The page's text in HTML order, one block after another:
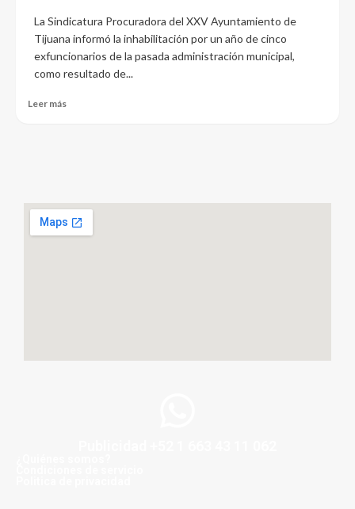
La Sindicatura Procuradora del XXV Ayuntamiento de
Tijuana informó la inhabilitación por un año de cinco
exfuncionarios de la pasada administración municipal,
como resultado de...
Leer más